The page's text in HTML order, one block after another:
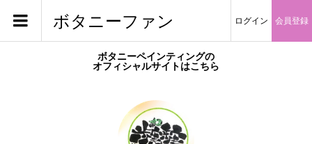
ボタニーファン ログイン 会員登録
ボタニーペインティングの
オフィシャルサイトはこちら